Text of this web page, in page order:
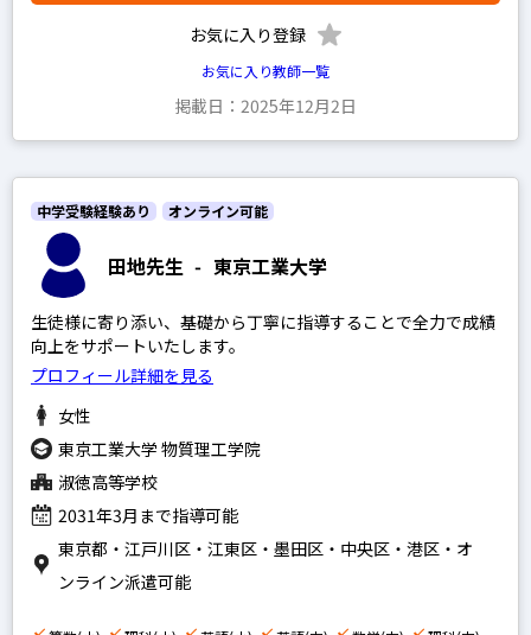
お気に入り登録
お気に入り教師一覧
掲載日：2025年12月2日
田地先生 - 東京工業大学
中学受験経験あり オンライン可能
生徒様に寄り添い、基礎から丁寧に指導することで全力で成績
向上をサポートいたします。
プロフィール詳細を見る
女性
東京工業大学 物質理工学院
淑徳高等学校
2031年3月まで指導可能
東京都・江戸川区・江東区・墨田区・中央区・港区・オ
ンライン派遣可能